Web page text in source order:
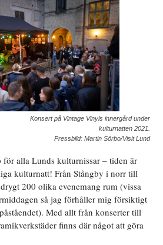
Konsert på Vintage Vinyls innergård under
kulturnatten 2021.
Pressbild: Martin Sörbo/Visit Lund
för alla Lunds kulturnissar – tiden är
kulturnatt! Från Stångby i norr till
200 olika evenemang rum (vissa
så jag förhåller mig försiktigt
Med allt från konserter till
finns där något att göra